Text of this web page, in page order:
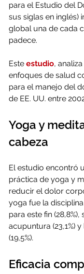
para el Estudio del
sus siglas en inglés)
global una de cada
padece.
Este estudio,
enfoques de salud
para el manejo del
de EE. UU. entre
Yoga y
cabeza
El estudio encontró
práctica de yoga y
reducir el dolor
yoga fue la
para este fin
acupuntura (23,1%)
(19,5%).
Eficacia